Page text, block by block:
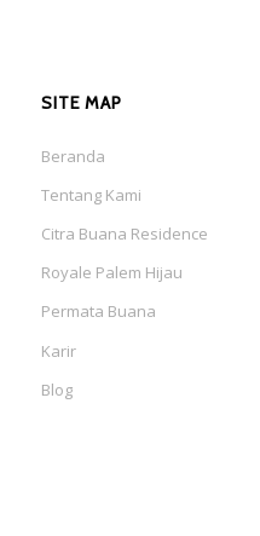
SITE MAP
Beranda
Tentang Kami
Citra Buana Residence
Royale Palem Hijau
Permata Buana
Karir
Blog